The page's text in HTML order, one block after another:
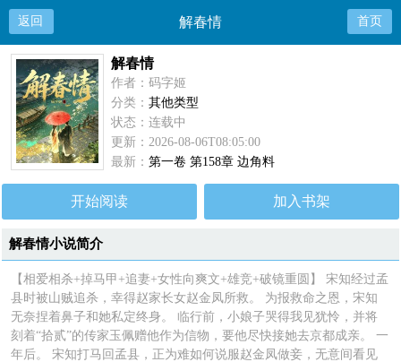
返回 解春情 首页
解春情
作者：码字姬
分类：其他类型
状态：连载中
更新：2026-08-06T08:05:00
最新：第一卷 第158章 边角料
开始阅读 加入书架
解春情小说简介
【相爱相杀+掉马甲+追妻+女性向爽文+雄竞+破镜重圆】 宋知经过孟
县时被山贼追杀，幸得赵家长女赵金凤所救。 为报救命之恩，宋知
无奈捏着鼻子和她私定终身。 临行前，小娘子哭得我见犹怜，并将
刻着“拾贰”的传家玉佩赠他作为信物，要他尽快接她去京都成亲。 一
年后。 宋知打马回孟县，正为难如何说服赵金凤做妾，无意间看见